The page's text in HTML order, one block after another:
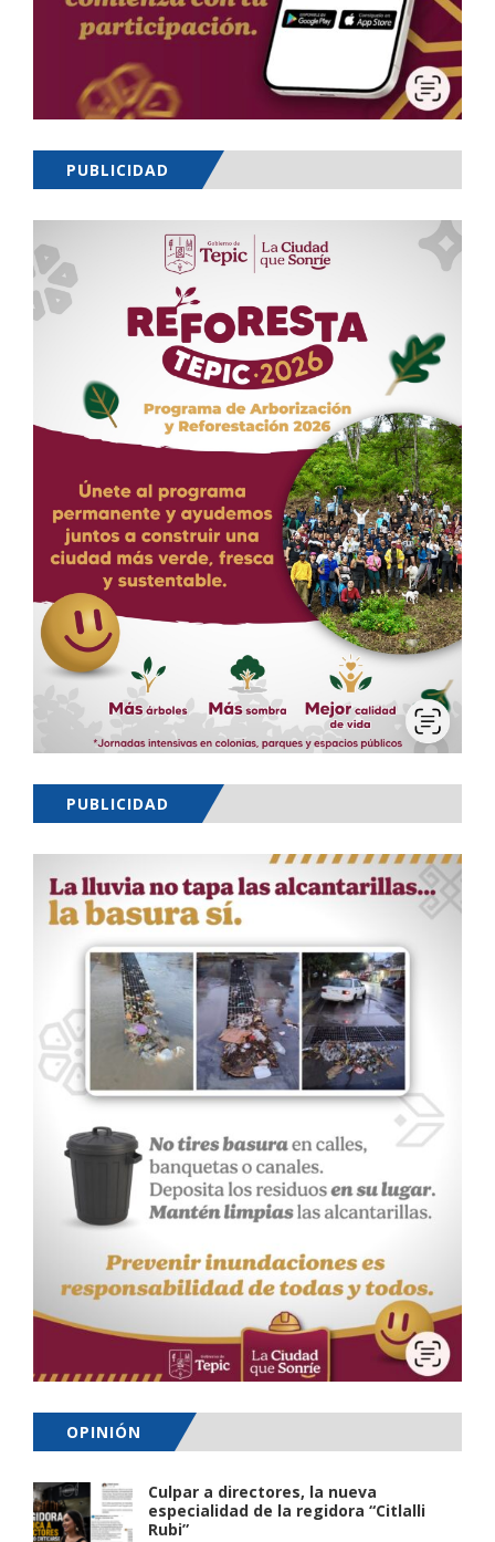
PUBLICIDAD
PUBLICIDAD
OPINIÓN
Culpar a directores, la nueva
especialidad de la regidora “Citlalli
Rubi”